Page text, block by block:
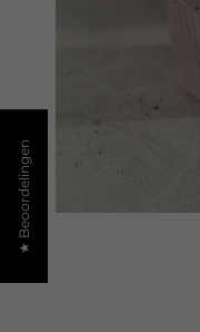
★ Beoordelingen